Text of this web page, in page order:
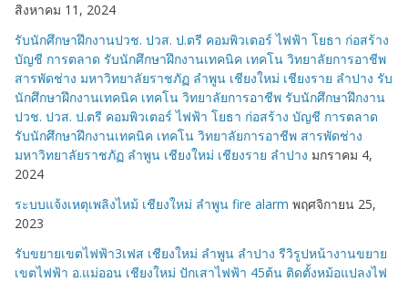
สิงหาคม 11, 2024
รับนักศึกษาฝึกงานปวช. ปวส. ป.ตรี คอมพิวเตอร์ ไฟฟ้า โยธา ก่อสร้าง
บัญชี การตลาด รับนักศึกษาฝึกงานเทคนิค เทคโน วิทยาลัยการอาชีพ
สารพัดช่าง มหาวิทยาลัยราชภัฏ ลำพูน เชียงใหม่ เชียงราย ลำปาง รับ
นักศึกษาฝึกงานเทคนิค เทคโน วิทยาลัยการอาชีพ รับนักศึกษาฝึกงาน
ปวช. ปวส. ป.ตรี คอมพิวเตอร์ ไฟฟ้า โยธา ก่อสร้าง บัญชี การตลาด
รับนักศึกษาฝึกงานเทคนิค เทคโน วิทยาลัยการอาชีพ สารพัดช่าง
มหาวิทยาลัยราชภัฏ ลำพูน เชียงใหม่ เชียงราย ลำปาง มกราคม 4,
2024
ระบบแจ้งเหตุเพลิงไหม้ เชียงใหม่ ลำพูน fire alarm พฤศจิกายน 25,
2023
รับขยายเขตไฟฟ้า3เฟส เชียงใหม่ ลำพูน ลำปาง รีวิรูปหน้างานขยาย
เขตไฟฟ้า อ.แม่ออน เชียงใหม่ ปักเสาไฟฟ้า 45ต้น ติดตั้งหม้อแปลงไฟ